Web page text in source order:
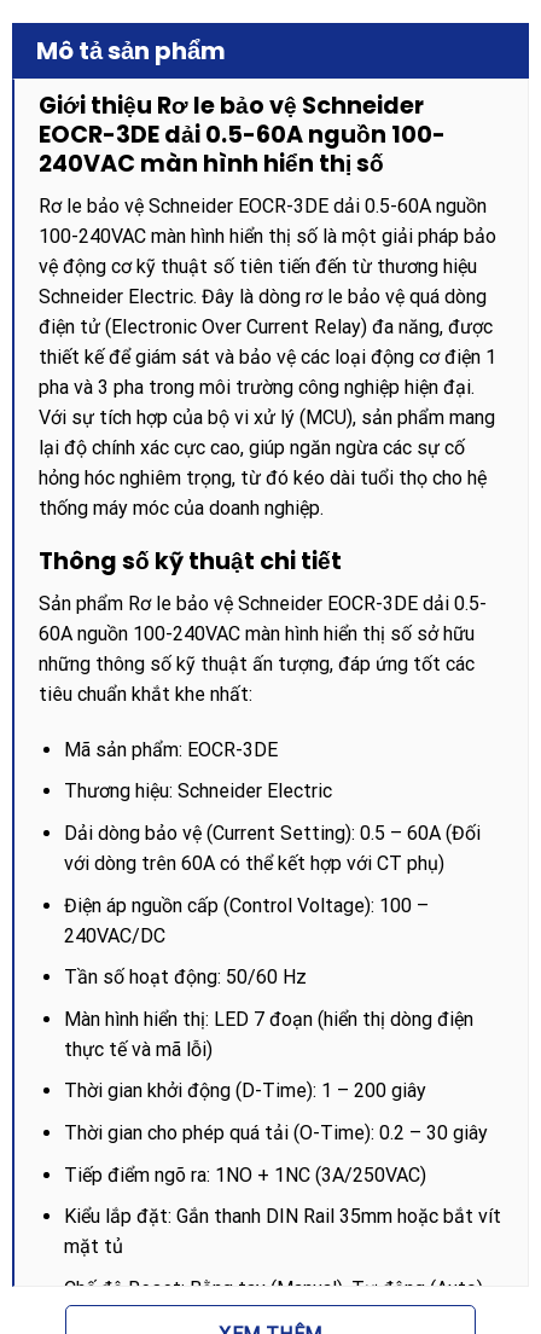
Mô tả sản phẩm
Giới thiệu Rơ le bảo vệ Schneider
EOCR-3DE dải 0.5-60A nguồn 100-
240VAC màn hình hiển thị số
Rơ le bảo vệ Schneider EOCR-3DE dải 0.5-60A nguồn
100-240VAC màn hình hiển thị số là một giải pháp bảo
vệ động cơ kỹ thuật số tiên tiến đến từ thương hiệu
Schneider Electric. Đây là dòng rơ le bảo vệ quá dòng
điện tử (Electronic Over Current Relay) đa năng, được
thiết kế để giám sát và bảo vệ các loại động cơ điện 1
pha và 3 pha trong môi trường công nghiệp hiện đại.
Với sự tích hợp của bộ vi xử lý (MCU), sản phẩm mang
lại độ chính xác cực cao, giúp ngăn ngừa các sự cố
hỏng hóc nghiêm trọng, từ đó kéo dài tuổi thọ cho hệ
thống máy móc của doanh nghiệp.
Thông số kỹ thuật chi tiết
Sản phẩm Rơ le bảo vệ Schneider EOCR-3DE dải 0.5-
60A nguồn 100-240VAC màn hình hiển thị số sở hữu
những thông số kỹ thuật ấn tượng, đáp ứng tốt các
tiêu chuẩn khắt khe nhất:
Mã sản phẩm: EOCR-3DE
Thương hiệu: Schneider Electric
Dải dòng bảo vệ (Current Setting): 0.5 – 60A (Đối
với dòng trên 60A có thể kết hợp với CT phụ)
Điện áp nguồn cấp (Control Voltage): 100 –
240VAC/DC
Tần số hoạt động: 50/60 Hz
Màn hình hiển thị: LED 7 đoạn (hiển thị dòng điện
thực tế và mã lỗi)
Thời gian khởi động (D-Time): 1 – 200 giây
Thời gian cho phép quá tải (O-Time): 0.2 – 30 giây
Tiếp điểm ngõ ra: 1NO + 1NC (3A/250VAC)
Kiểu lắp đặt: Gắn thanh DIN Rail 35mm hoặc bắt vít
mặt tủ
Chế độ Reset: Bằng tay (Manual), Tự động (Auto)
hoặc Reset từ xa qua nguồn điện